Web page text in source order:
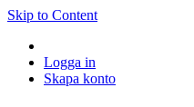
Skip to Content
Logga in
Skapa konto